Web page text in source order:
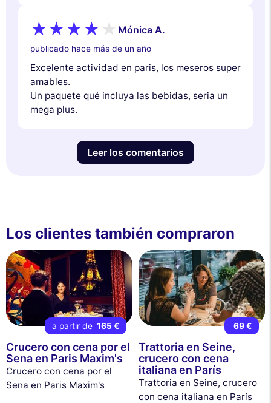
Mónica A.
publicado hace más de un año
Excelente actividad en paris, los meseros super
amables.
Un paquete qué incluya las bebidas, seria un
mega plus.
Leer los comentarios
Los clientes también compraron
a partir de 165 €
Crucero con cena por el
Sena en Paris Maxim's
Crucero con cena por el
Sena en Paris Maxim's
69 €
Trattoria en Seine,
crucero con cena
italiana en París
Trattoria en Seine, crucero
con cena italiana en París